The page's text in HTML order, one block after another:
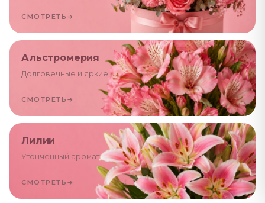
СМОТРЕТЬ →
Альстромерия
Долговечные и яркие
СМОТРЕТЬ →
Лилии
Утончённый аромат
СМОТРЕТЬ →